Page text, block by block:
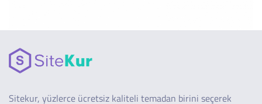
Sitekur, yüzlerce ücretsiz kaliteli temadan birini seçerek